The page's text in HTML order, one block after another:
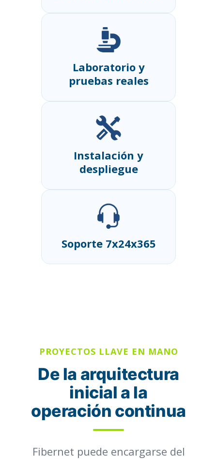
Laboratorio y
pruebas reales
Instalación y
despliegue
Soporte 7x24x365
PROYECTOS LLAVE EN MANO
De la arquitectura
inicial a la
operación continua
Fibernet puede encargarse del